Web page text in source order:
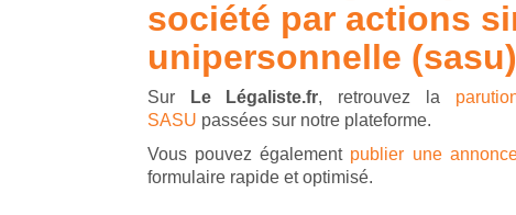
société par actions
unipersonnelle (sasu)
Sur Le Légaliste.fr, retrouvez la
SASU passées sur notre plateforme.
Vous pouvez également publier une
formulaire rapide et optimisé.